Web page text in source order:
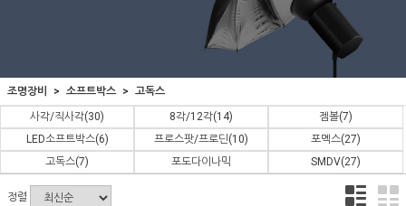
조명장비 소프트박스
고독스
사각/직사각(30) 8각/12각(14) 젬볼(7)
LED소프트박스(6) 프로스팟/프로딘(10) 포멕스(27)
고독스(7) 포도다이나믹 SMDV(27)
정렬